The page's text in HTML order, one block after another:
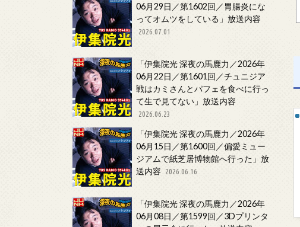
06月29日／第1602回／胃腸炎にな
ってオムツをしている」放送内容
2026.07.01
「伊集院光 深夜の馬鹿力／2026年
06月22日／第1601回／チュニジア
戦はカミさんとパフェを食べに行っ
て生で見てない」放送内容
2026.06.23
「伊集院光 深夜の馬鹿力／2026年
06月15日／第1600回／偏愛ミュー
ジアムで紙芝居博物館へ行った」放
送内容
2026.06.16
「伊集院光 深夜の馬鹿力／2026年
06月08日／第1599回／3Dプリンタ